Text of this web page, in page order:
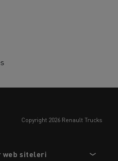
copyright 2026 Renault Trucks
web siteleri